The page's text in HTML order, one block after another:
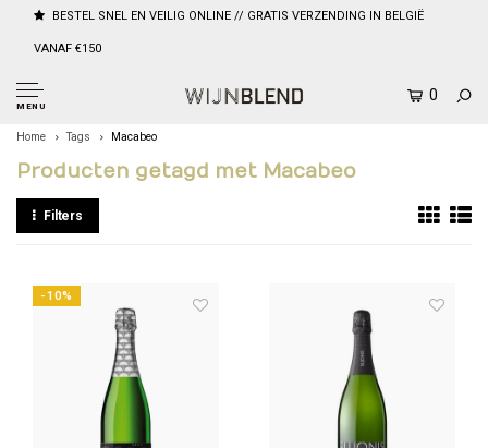
BESTEL SNEL EN VEILIG ONLINE // GRATIS VERZENDING IN BELGIË
VANAF €150
MENU
0
Home Tags Macabeo
Producten getagd met Macabeo
Filters
-10%